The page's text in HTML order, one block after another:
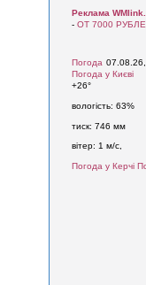
Реклама
- ОТ 7000
Погода 07.08.26,
Погода у Києві
+26°
вологість: 63%
тиск: 746 мм
вітер: 1 м/с,
Погода у Керчі